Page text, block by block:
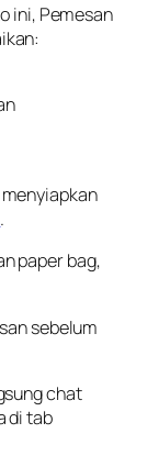
ini, Pemesan
.
paper bag,
sebelum
chat
di tab